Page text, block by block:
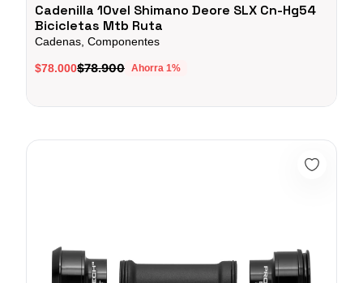
Cadenilla 10vel Shimano Deore SLX Cn-Hg54
Bicicletas Mtb Ruta
Cadenas, Componentes
$78.000$78.900 Ahorra 1%
Campagnolo Ekar Cazoletas ProTech - BB86 / PF41-86.5